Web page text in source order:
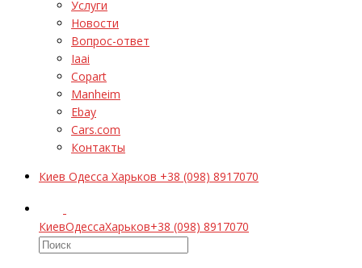
Услуги
Новости
Вопрос-ответ
Iaai
Copart
Manheim
Ebay
Cars.com
Контакты
Киев Одесса Харьков +38 (098) 8917070
КиевОдессаХарьков+38 (098) 8917070